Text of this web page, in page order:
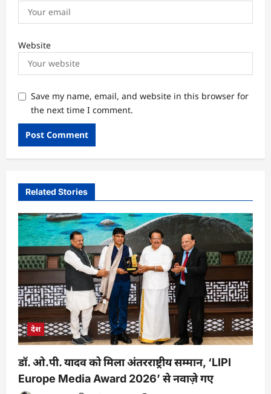
Website
Save my name, email, and website in this browser for
the next time I comment.
Related Stories
देश
डॉ. ओ.पी. यादव को मिला अंतरराष्ट्रीय सम्मान, ‘LIPI
Europe Media Award 2026’ से नवाज़े गए